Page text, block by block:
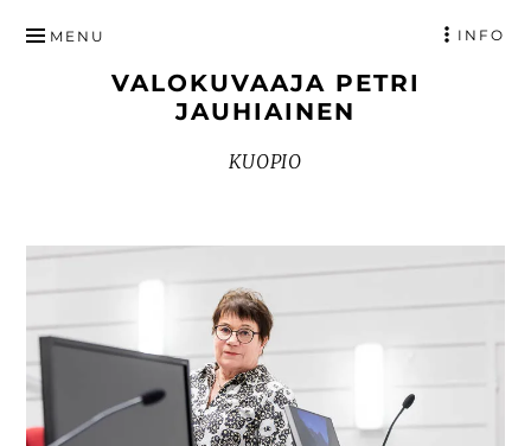
SISÄLTÖÖN
VALOKUVAAJA PETRI
JAUHIAINEN
KUOPIO
MENU INFO